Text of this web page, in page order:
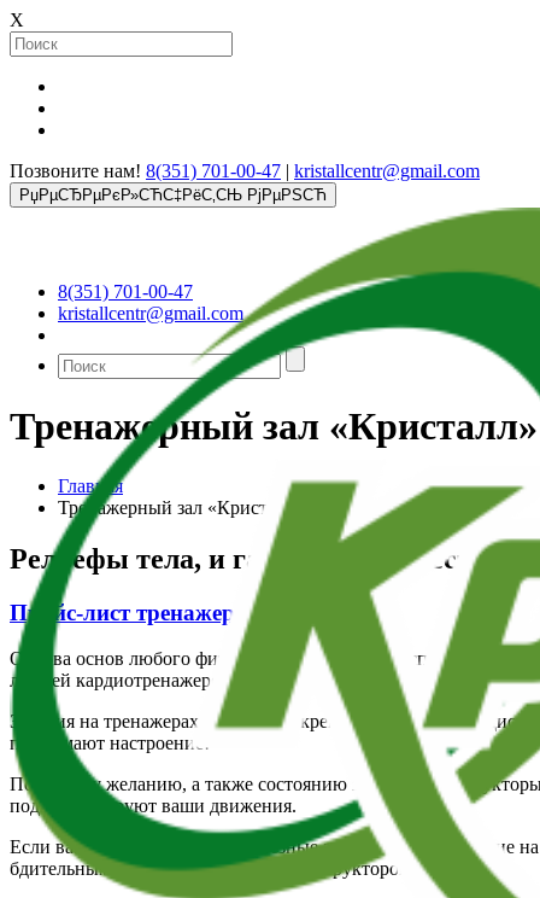
X
Позвоните нам! 8(351) 701-00-47 | kristallcentr@gmail.com
РџРµСЂРµРєР»СЋС‡РёС‚СЊ РјРµРЅСЋ
8(351) 701-00-47
kristallcentr@gmail.com
Тренажерный зал «Кристалл»
Главная
Тренажерный зал «Кристалл»
Рельефы тела, и гантели вес,
Прайс-лист тренажерного зала
Основа основ любого фитнес-центра — это его спортивное
линией кардиотренажеров, скамьями для жимов, а также
Занятия на тренажерах помогают укрепить сердечно-
поднимают настроение!
По вашему желанию, а также состоянию здоровья,
подкорректируют ваши движения.
Если вам интересны более серьезные занятия и выступление
бдительным руководством наших инструкторов.